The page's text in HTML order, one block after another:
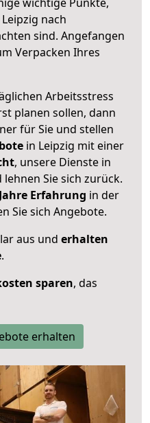
nach
sind. Angefangen
Verpacken Ihres
Arbeitsstress
planen sollen, dann
für Sie und stellen
in Leipzig mit einer
, unsere Dienste in
Sie sich zurück.
Erfahrung in der
Sie sich Angebote.
aus und erhalten
.
sparen, das
erhalten